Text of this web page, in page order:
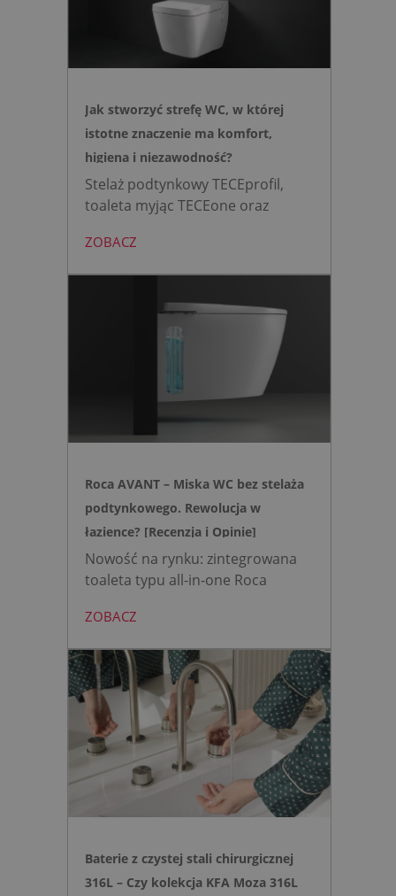
Jak stworzyć strefę WC, w której
istotne znaczenie ma komfort,
higiena i niezawodność?
Stelaż podtynkowy TECEprofil,
toaleta myjąc TECEone oraz
mini to zestaw, który warto
wybrać, gdy zależy nam na
bezpiecznej strefie WC. Zamiast
skomplikowanej i podatnej na
działającą w oparciu o ciśnienie
wody oraz elegancki, szklany
przycisk uruchamiany gestem.
ZOBACZ
Roca AVANT – Miska WC bez stelaża
podtynkowego. Rewolucja w
łazience? [Recenzja i Opinie]
Nowość na rynku: zintegrowana
toaleta typu all-in-one Roca
montażu stelaża podtynkowego.
Zyskujesz do 20 cm przestrzeni w
łazience i o 15% cichsze
spłukiwanie dzięki technologii
opartej na efekcie Venturiego.
Idealne rozwiązanie do szybkich
remontów bez kucia ścian.
ZOBACZ
Baterie z czystej stali chirurgicznej
316L – Czy kolekcja KFA Moza 316L